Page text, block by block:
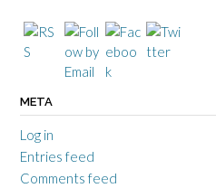
META
Log in
Entries feed
Comments feed